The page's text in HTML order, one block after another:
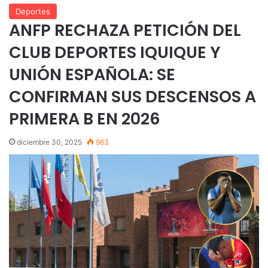
Deportes
ANFP RECHAZA PETICIÓN DEL
CLUB DEPORTES IQUIQUE Y
UNIÓN ESPAÑOLA: SE
CONFIRMAN SUS DESCENSOS A
PRIMERA B EN 2026
diciembre 30, 2025 963